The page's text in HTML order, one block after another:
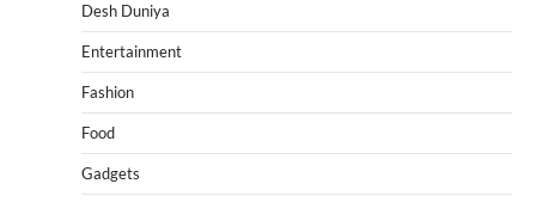
Desh Duniya
Entertainment
Fashion
Food
Gadgets